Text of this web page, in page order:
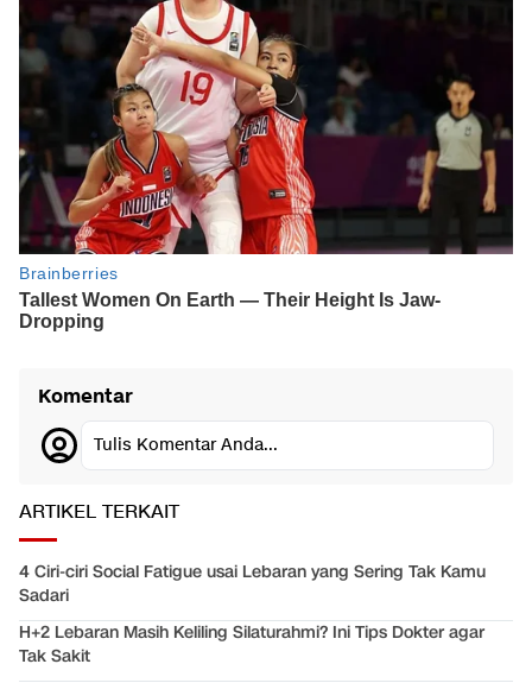
Komentar
Tulis Komentar Anda...
ARTIKEL TERKAIT
4 Ciri-ciri Social Fatigue usai Lebaran yang Sering Tak Kamu
Sadari
H+2 Lebaran Masih Keliling Silaturahmi? Ini Tips Dokter agar
Tak Sakit